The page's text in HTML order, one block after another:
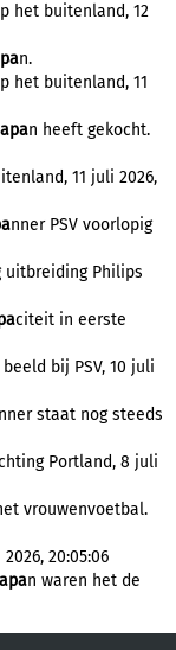
het buitenland, 12
n.
het buitenland, 11
apan heeft gekocht.
11 juli 2026,
nner PSV voorlopig
uitbreiding Philips
citeit in eerste
bij PSV, 10 juli
nner staat nog steeds
Portland, 8 juli
vrouwenvoetbal.
20:05:06
apan waren het de